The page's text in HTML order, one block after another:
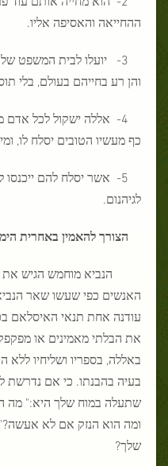
ההחייאה והאסיפה אליו.
3- יועלו לבית המשפט
והן רע בחייהם בעולם, בלי
4- אללה ישקול לכל אדם
כף מעשיו הטובים יסלח לו,
5- אשר יסלח להם ייכנסו
לגיהנום.
הצורךלהאמין באחרית
הנביא מוחמש הגיש את
האנשים כפי שעשו שאר
עודנה אחת תנאי האיסלאם
את הבלתי מאמינים או
באללה, בספריו ושליחיו ללא
בעיה בהבנתו. כי אם
שתעלה במוח שלך היא:" מה
ומה הוא הנזק אם לא
שלך?